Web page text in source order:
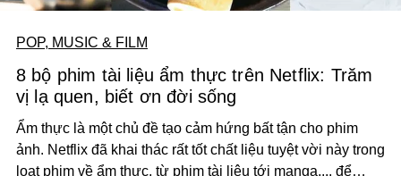
POP, MUSIC & FILM
8 bộ phim tài liệu ẩm thực trên Netflix: Trăm
vị lạ quen, biết ơn đời sống
Ẩm thực là một chủ đề tạo cảm hứng bất tận cho phim
ảnh. Netflix đã khai thác rất tốt chất liệu tuyệt vời này trong
loạt phim về ẩm thực, từ phim tài liệu tới manga,... để